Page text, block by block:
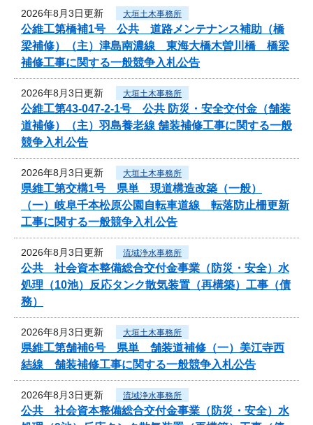
2026年8月3日更新 大垣土木事務所
公維工第橋補1号 公共 道路メンテナンス補助（橋
梁補修）（主）津島南濃線 東海大橋木曽川橋 橋梁
補修工事に関する一般競争入札公告
2026年8月3日更新 大垣土木事務所
公維工第43-047-2-1号 公共 防災・安全交付金（舗装
道補修）（主）羽島養老線 舗装補修工事に関する一般
競争入札公告
2026年8月3日更新 大垣土木事務所
県維工第交構1号 県単 現道構造改築（一般）
（一）岐阜千本松原公園自転車道線 転落防止柵更新
工事に関する一般競争入札公告
2026年8月3日更新 流域浄水事務所
公共 社会資本整備総合交付金事業（防災・安全）水
処理（10池）反応タンク散気装置（再構築）工事（債
務）
2026年8月3日更新 大垣土木事務所
県維工第舗補6号 県単 舗装道補修（一）美江寺西
結線 舗装補修工事に関する一般競争入札公告
2026年8月3日更新 流域浄水事務所
公共 社会資本整備総合交付金事業（防災・安全）水